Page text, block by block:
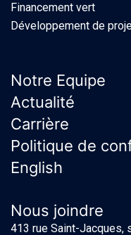
Financement vert
Développement de
Notre Equipe
Actualité
Carrière
Politique de
English
Nous joindre
413 rue Saint-Jacques,